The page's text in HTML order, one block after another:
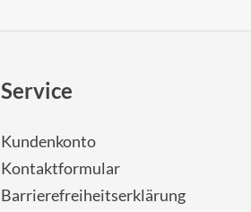
Service
Kundenkonto
Kontaktformular
Barrierefreiheitserklärung